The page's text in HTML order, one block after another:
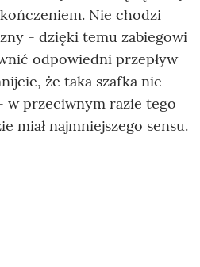
Nie chodzi
- dzięki temu zabiegowi
odpowiedni przepływ
że taka szafka nie
w przeciwnym razie tego
miał najmniejszego sensu.